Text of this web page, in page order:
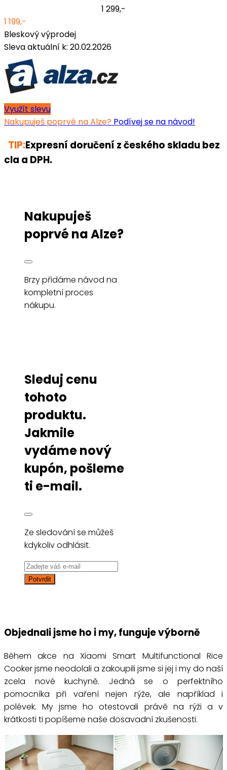
1 299,-
1 199,-
Bleskový výprodej
Sleva aktuální k: 20.02.2026
Využít slevu
Nakupuješ poprvé na Alze? Podívej se na návod!
TIP:Expresní doručení z českého skladu bez
cla a DPH.
Nakupuješ
poprvé na Alze?
Brzy přidáme návod na
kompletní proces
nákupu.
Sleduj cenu
tohoto
produktu.
Jakmile
vydáme nový
kupón, pošleme
ti e-mail.
Ze sledování se můžeš
kdykoliv odhlásit.
Objednali jsme ho i my, funguje výborně
Během akce na Xiaomi Smart Multifunctional Rice
Cooker jsme neodolali a zakoupili jsme si jej i my do naší
zcela nové kuchyně. Jedná se o perfektního
pomocníka při vaření nejen rýže, ale například i
polévek. My jsme ho otestovali právě na rýži a v
krátkosti ti popíšeme naše dosavadní zkušenosti.